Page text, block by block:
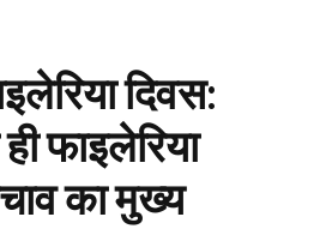
दिवस:
फाइलेरिया
का मुख्य